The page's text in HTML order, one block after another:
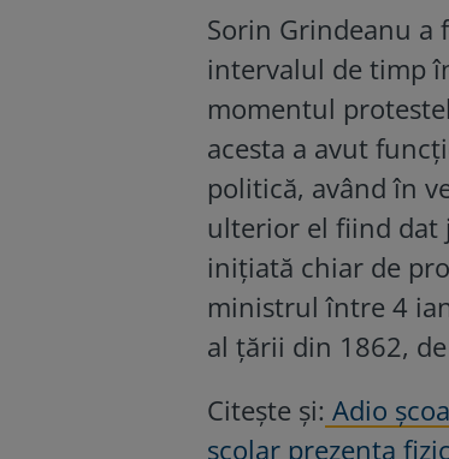
Sorin Grindeanu a
intervalul de timp
momentul
acesta a avut
politică, având în
ulterior el fiind dat
iniţiată chiar de
ministrul între 4
al țării din 1862,
Citește și: Adio
școlar prezența